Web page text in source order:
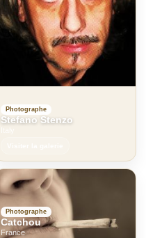
Photographe
Stefano Stenzo
Photographe
Catchou
France